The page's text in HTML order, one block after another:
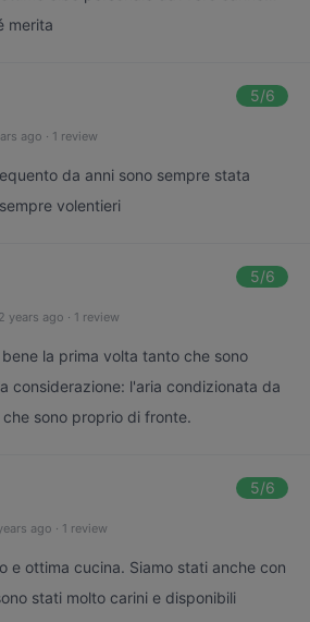
merita
5/6
ago · 1 review
da anni sono sempre stata
volentieri
5/6
2 years ago · 1 review
la prima volta tanto che sono
considerazione: l'aria condizionata da
sono proprio di fronte.
5/6
ago · 1 review
e ottima cucina. Siamo stati anche con
stati molto carini e disponibili